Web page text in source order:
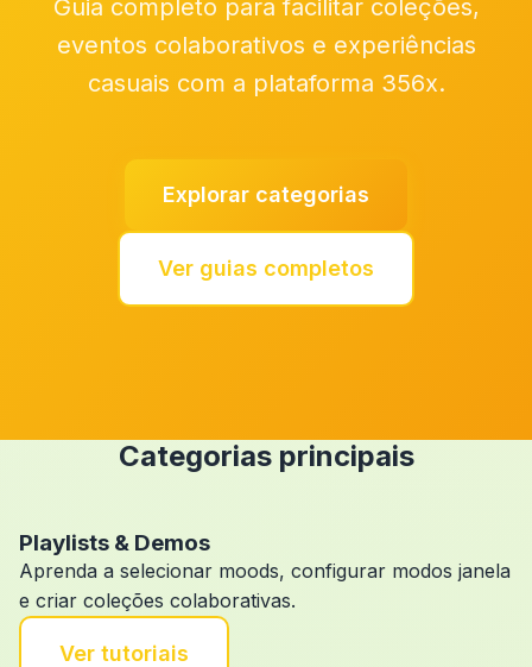
Guia completo para facilitar coleções,
eventos colaborativos e experiências
casuais com a plataforma 356x.
Explorar categorias
Ver guias completos
Categorias principais
Playlists & Demos
Aprenda a selecionar moods, configurar modos janela
e criar coleções colaborativas.
Ver tutoriais